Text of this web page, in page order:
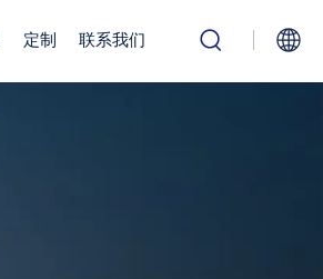
定制 联系我们